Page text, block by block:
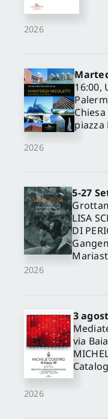
2026
2026
16:00,
piazza
2026
5-27
LISA
DI
2026
3
via